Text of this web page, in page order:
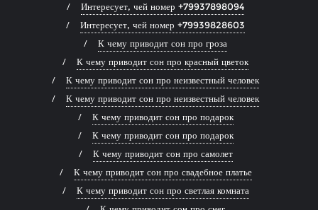
Интересует, чей номер +79937898094
Интересует, чей номер +79939828603
К чему приводит сон про гроза
К чему приводит сон про красный цветок
К чему приводит сон про неизвестный человек
К чему приводит сон про неизвестный человек
К чему приводит сон про подарок
К чему приводит сон про подарок
К чему приводит сон про самолет
К чему приводит сон про свадебное платье
К чему приводит сон про светлая комната